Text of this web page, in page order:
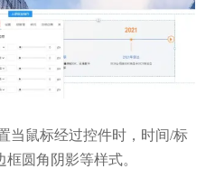
当鼠标经过控件时，时间/标
圆角阴影等样式。